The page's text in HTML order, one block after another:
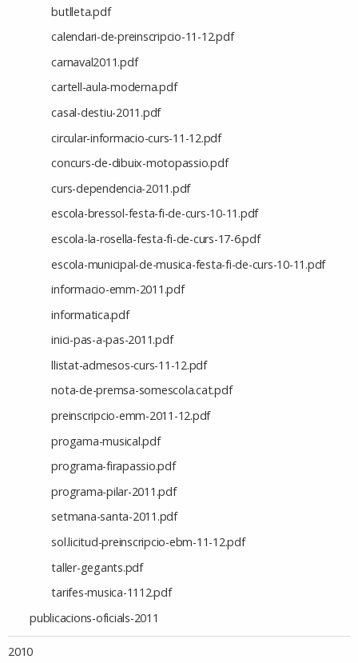
butlleta.pdf
calendari-de-preinscripcio-11-12.pdf
carnaval2011.pdf
cartell-aula-moderna.pdf
casal-destiu-2011.pdf
circular-informacio-curs-11-12.pdf
concurs-de-dibuix-motopassio.pdf
curs-dependencia-2011.pdf
escola-bressol-festa-fi-de-curs-10-11.pdf
escola-la-rosella-festa-fi-de-curs-17-6.pdf
escola-municipal-de-musica-festa-fi-de-curs-10-11.pdf
informacio-emm-2011.pdf
informatica.pdf
inici-pas-a-pas-2011.pdf
llistat-admesos-curs-11-12.pdf
nota-de-premsa-somescola.cat.pdf
preinscripcio-emm-2011-12.pdf
progama-musical.pdf
programa-firapassio.pdf
programa-pilar-2011.pdf
setmana-santa-2011.pdf
sol.licitud-preinscripcio-ebm-11-12.pdf
taller-gegants.pdf
tarifes-musica-1112.pdf
publicacions-oficials-2011
2010